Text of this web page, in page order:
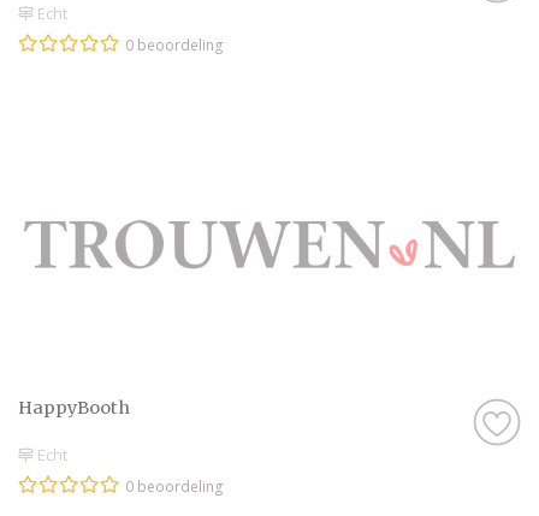
Echt
0 beoordeling
HappyBooth
Echt
0 beoordeling